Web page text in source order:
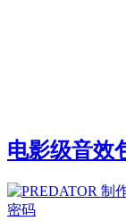
电影级音效